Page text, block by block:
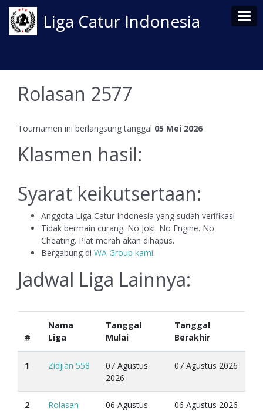
Liga Catur Indonesia
Rolasan 2577
Tournamen ini berlangsung tanggal 05 Mei 2026
Klasmen hasil:
Syarat keikutsertaan:
Anggota Liga Catur Indonesia yang sudah verifikasi
Tidak bermain curang. No Joki. No Engine. No
Cheating. Plat merah akan dihapus.
Bergabung di WA Group kami.
Jadwal Liga Lainnya:
#
Nama
Liga
Tanggal
Mulai
Tanggal
Berakhir
1 Zidjian 558
07 Agustus
2026
07 Agustus 2026
2
Rolasan
06 Agustus
06 Agustus 2026